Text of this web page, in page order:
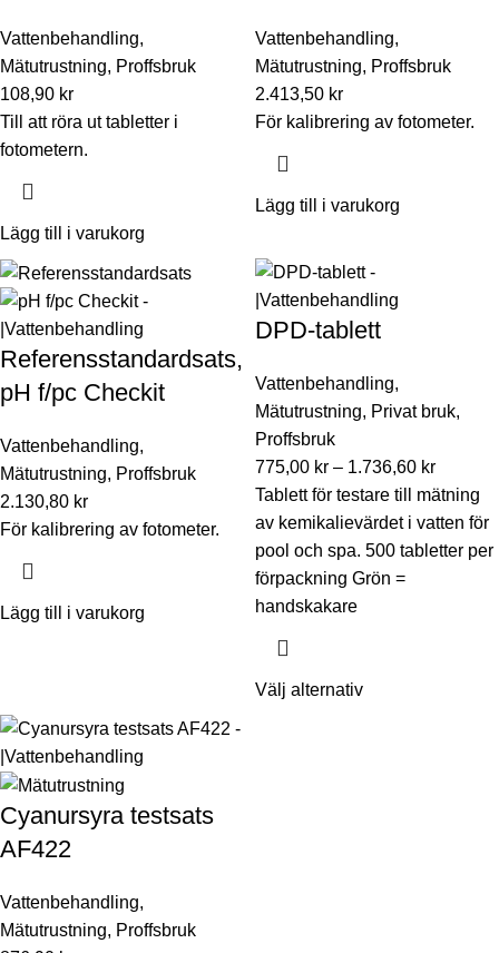
Vattenbehandling,
Mätutrustning, Proffsbruk
108,90 kr
Till att röra ut tabletter i
fotometern.
Lägg till i varukorg
Vattenbehandling,
Mätutrustning, Proffsbruk
2.413,50 kr
För kalibrering av fotometer.
Lägg till i varukorg
Referensstandardsats,
pH f/pc Checkit
Vattenbehandling,
Mätutrustning, Proffsbruk
2.130,80 kr
För kalibrering av fotometer.
Lägg till i varukorg
DPD-tablett
Vattenbehandling,
Mätutrustning, Privat bruk,
Proffsbruk
775,00 kr – 1.736,60 kr
Tablett för testare till mätning
av kemikalievärdet i vatten för
pool och spa. 500 tabletter per
förpackning Grön =
handskakare
Välj alternativ
Cyanursyra testsats
AF422
Vattenbehandling,
Mätutrustning, Proffsbruk